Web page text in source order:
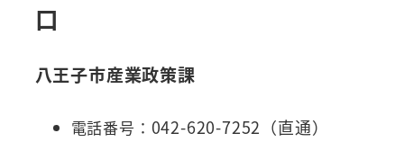
口
八王子市産業政策課
電話番号： 042-620-7252（直通）